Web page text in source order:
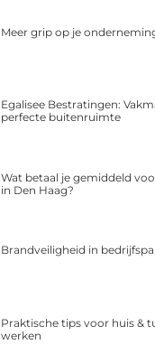
Meer grip op je
Egalisee Bestratingen:
perfecte buitenruimte
Wat betaal je gemiddeld
in Den Haag?
Brandveiligheid in
Praktische tips voor huis &
werken